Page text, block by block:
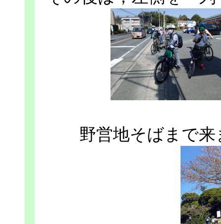
野営地そばまで